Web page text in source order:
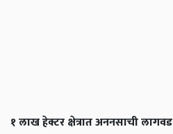
१ लाख हेक्टर क्षेत्रात अननसाची लागवड